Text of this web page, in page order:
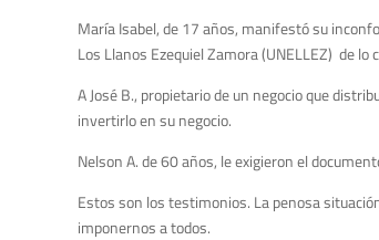
María Isabel, de 17 años, manifestó su
Los Llanos Ezequiel Zamora (UNELLEZ) de
A José B., propietario de un negocio que
invertirlo en su negocio.
Nelson A. de 60 años, le exigieron el
Estos son los testimonios. La penosa
imponernos a todos.